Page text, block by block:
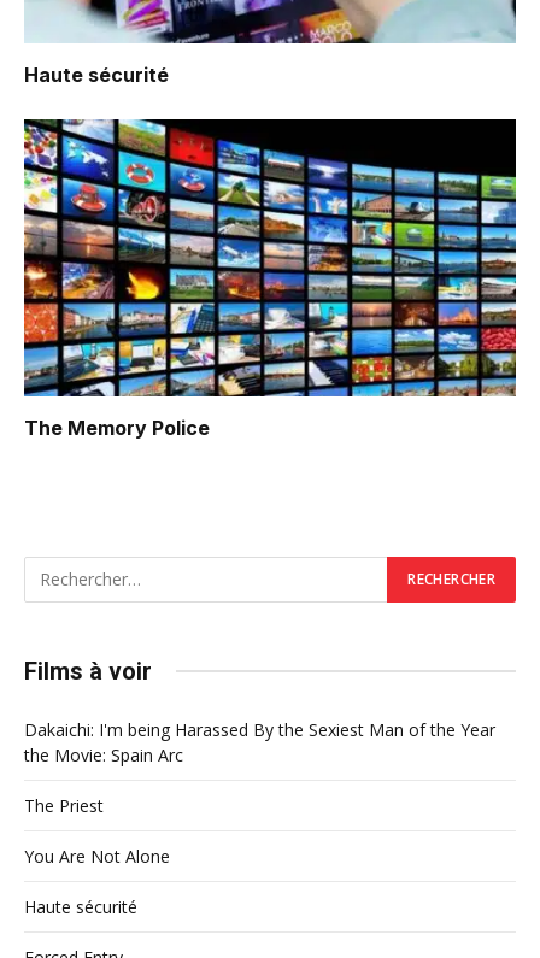
Haute sécurité
The Memory Police
Films à voir
Dakaichi: I'm being Harassed By the Sexiest Man of the Year
the Movie: Spain Arc
The Priest
You Are Not Alone
Haute sécurité